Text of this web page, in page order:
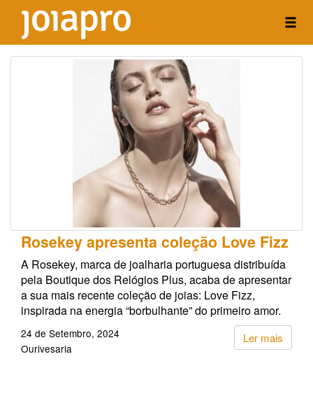
Rosekey apresenta coleção Love Fizz
A Rosekey, marca de joalharia portuguesa distribuída
pela Boutique dos Relógios Plus, acaba de apresentar
a sua mais recente coleção de joias: Love Fizz,
inspirada na energia “borbulhante” do primeiro amor.
Ler mais
24 de Setembro, 2024
Ourivesaria